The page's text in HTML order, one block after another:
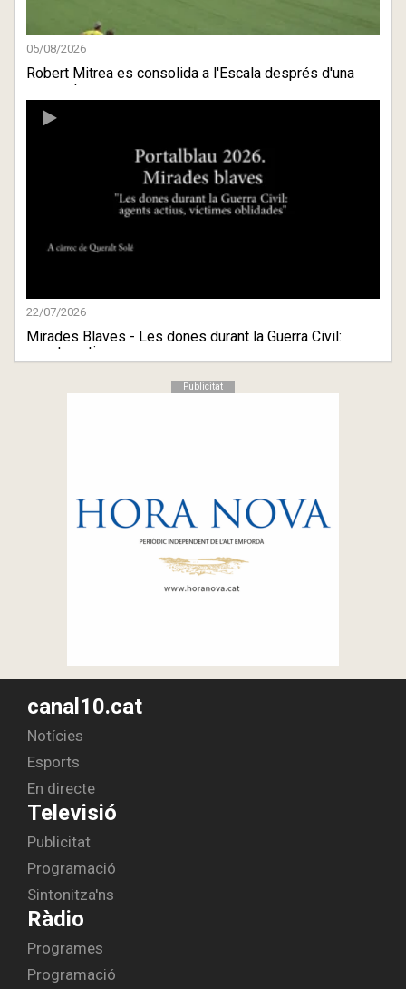
05/08/2026
Robert Mitrea es consolida a l'Escala després d'una
gran estre ...
22/07/2026
Mirades Blaves - Les dones durant la Guerra Civil:
agents actiu ...
Publicitat
canal10.cat
Notícies
Esports
En directe
Televisió
Publicitat
Programació
Sintonitza'ns
Ràdio
Programes
Programació